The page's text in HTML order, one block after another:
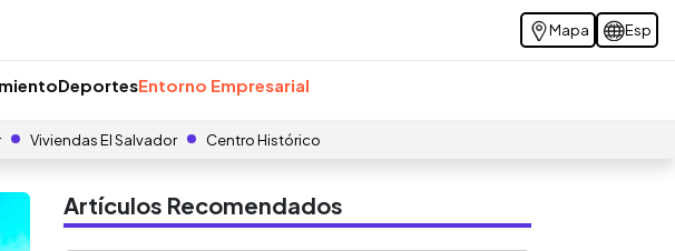
Mapa Esp
DeportesEntorno Empresarial
Viviendas El Salvador Centro Histórico
Artículos Recomendados